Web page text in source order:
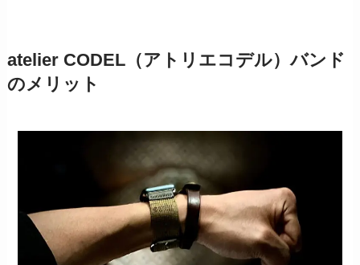
atelier CODEL（アトリエコデル）バンド
のメリット